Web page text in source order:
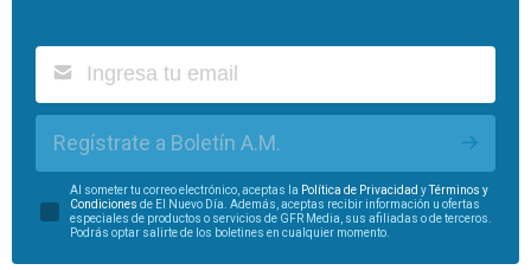
Regístrate a Boletín A.M.
Al someter tu correo electrónico, aceptas la Política de Privacidad yTérminos y
Condiciones de El Nuevo Día. Además, aceptas recibir información u ofertas
especiales de productos o servicios de GFR Media, sus afiliadas o de terceros.
Podrás optar salirte de los boletines en cualquier momento.